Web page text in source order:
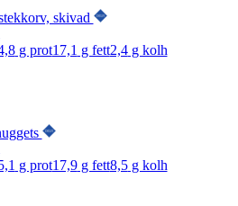
skivad
g prot17,1 g fett2,4g kolh
g prot17,9g fett8,5g kolh